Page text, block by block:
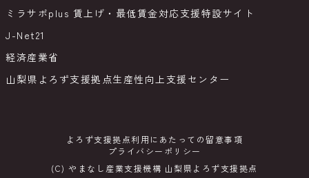
ミラサポplus 賃上げ・最低賃金対応支援特設サイト
J-Net21
経済産業省
山梨県よろず支援拠点生産性向上支援センター
よろず支援拠点利用にあたっての留意事項
プライバシーポリシー
(C) やまなし産業支援機構 山梨県よろず支援拠点